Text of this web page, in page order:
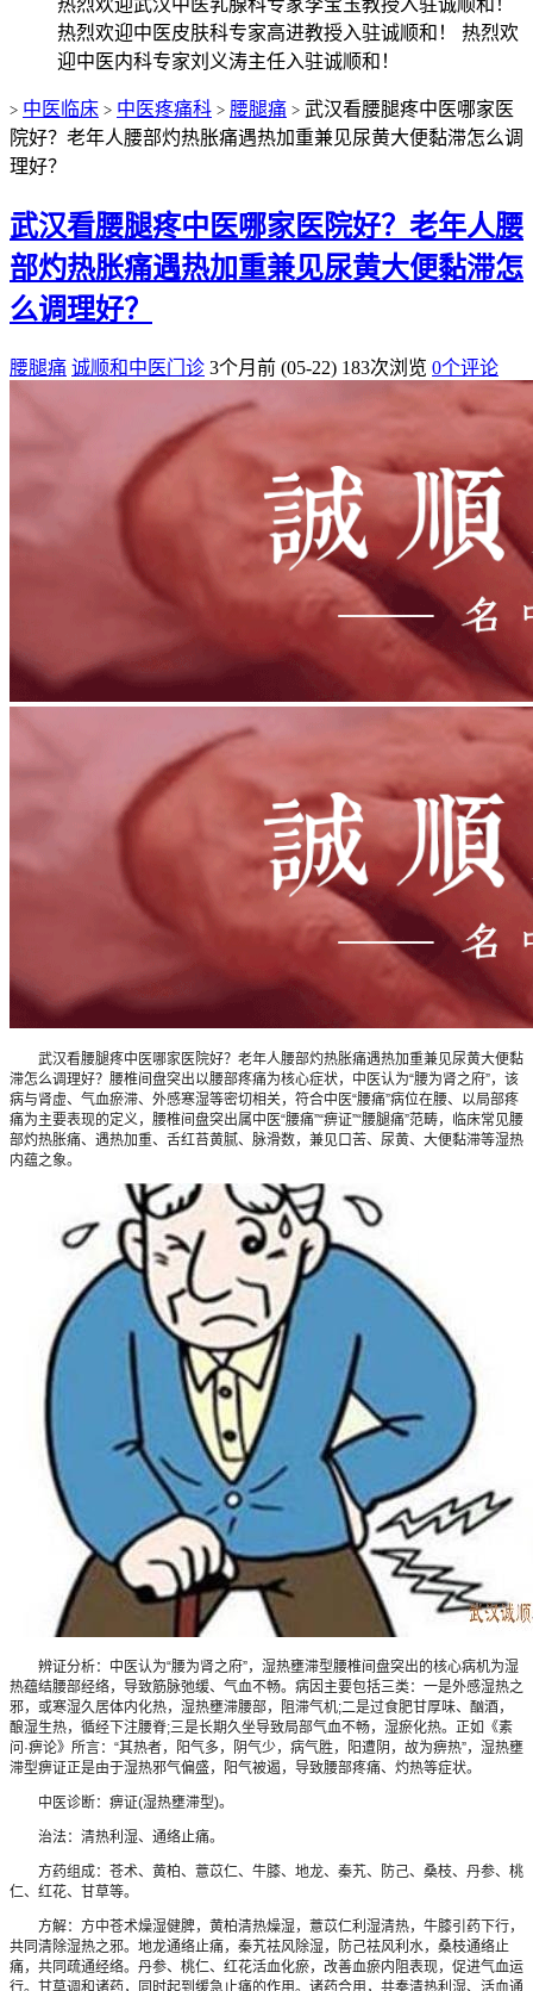
热烈欢迎武汉中医乳腺科专家李宝玉教授入驻诚顺和！
热烈欢迎中医皮肤科专家高进教授入驻诚顺和！ 热烈欢
迎中医内科专家刘义涛主任入驻诚顺和！
> 中医临床 > 中医疼痛科 > 腰腿痛 > 武汉看腰腿疼中医哪家医
院好？老年人腰部灼热胀痛遇热加重兼见尿黄大便黏滞怎么调
理好？
武汉看腰腿疼中医哪家医院好？老年人腰
部灼热胀痛遇热加重兼见尿黄大便黏滞怎
么调理好？
腰腿痛 诚顺和中医门诊 3个月前 (05-22) 183次浏览 0个评论
武汉看腰腿疼中医哪家医院好？老年人腰部灼热胀痛遇热加重兼见尿黄大便黏
滞怎么调理好？腰椎间盘突出以腰部疼痛为核心症状，中医认为“腰为肾之府”，该
病与肾虚、气血瘀滞、外感寒湿等密切相关，符合中医“腰痛”病位在腰、以局部疼
痛为主要表现的定义，腰椎间盘突出属中医“腰痛”“痹证”“腰腿痛”范畴，临床常见腰
部灼热胀痛、遇热加重、舌红苔黄腻、脉滑数，兼见口苦、尿黄、大便黏滞等湿热
内蕴之象。
辨证分析：中医认为“腰为肾之府”，湿热壅滞型腰椎间盘突出的核心病机为湿
热蕴结腰部经络，导致筋脉弛缓、气血不畅。病因主要包括三类：一是外感湿热之
邪，或寒湿久居体内化热，湿热壅滞腰部，阻滞气机;二是过食肥甘厚味、酗酒，
酿湿生热，循经下注腰脊;三是长期久坐导致局部气血不畅，湿瘀化热。正如《素
问·痹论》所言：“其热者，阳气多，阴气少，病气胜，阳遭阴，故为痹热”，湿热壅
滞型痹证正是由于湿热邪气偏盛，阳气被遏，导致腰部疼痛、灼热等症状。
中医诊断：痹证(湿热壅滞型)。
治法：清热利湿、通络止痛。
方药组成：苍术、黄柏、薏苡仁、牛膝、地龙、秦艽、防己、桑枝、丹参、桃
仁、红花、甘草等。
方解：方中苍术燥湿健脾，黄柏清热燥湿，薏苡仁利湿清热，牛膝引药下行，
共同清除湿热之邪。地龙通络止痛，秦艽祛风除湿，防己祛风利水，桑枝通络止
痛，共同疏通经络。丹参、桃仁、红花活血化瘀，改善血瘀内阻表现，促进气血运
行。甘草调和诸药，同时起到缓急止痛的作用。诸药合用，共奏清热利湿、活血通